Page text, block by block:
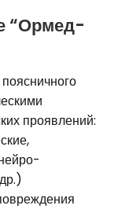
“Ормед-
проявлений: